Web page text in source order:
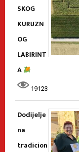
SKOG
KURUZN
OG
LABIRINT
A
19123
Dodijelje
na
tradicion